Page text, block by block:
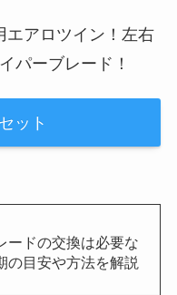
エアロツイン！左右
パーブレード！
ット
ードの交換は必要な
の目安や方法を解説